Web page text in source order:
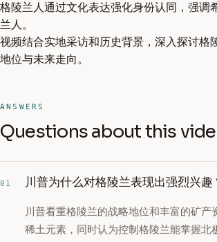
格陵兰人通过文化表达强化身份认同，强调
兰人。
视频结合实地采访和历史背景，深入探讨格
地位与未来走向。
ANSWERS
Questions about this
01 川普为什么对格陵兰表现出强烈兴趣
川普看重格陵兰的战略地位和丰富的矿产
稀土元素，同时认为控制格陵兰能掌握北